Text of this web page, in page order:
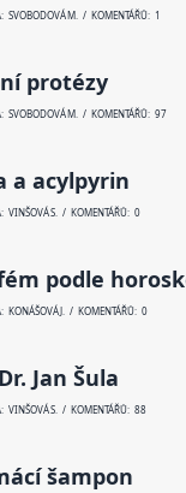
SVOBODOVÁ M. / KOMENTÁŘŮ: 1
protézy
SVOBODOVÁ M. / KOMENTÁŘŮ: 97
a acylpyrin
VINŠOVÁ S. / KOMENTÁŘŮ: 0
podle
KONÁŠOVÁ J. / KOMENTÁŘŮ: 0
Jan Šula
VINŠOVÁ S. / KOMENTÁŘŮ: 88
šampon